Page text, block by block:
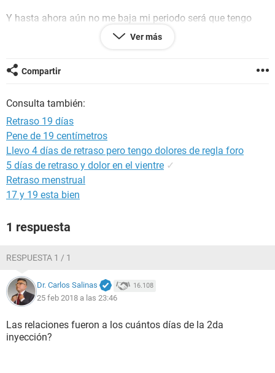
Y hasta ahora aún no me baja mi periodo será que tengo
flujo no es como antes es un poco más transparente dolor
de senos
Ver más
Compartir
Consulta también:
Retraso 19 días
Pene de 19 centímetros
Llevo 4 días de retraso pero tengo dolores de regla foro
5 días de retraso y dolor en el vientre ✓
Retraso menstrual
17 y 19 esta bien
1 respuesta
RESPUESTA 1 / 1
Dr. Carlos Salinas 16.108
25 feb 2018 a las 23:46
Las relaciones fueron a los cuántos días de la 2da
inyección?